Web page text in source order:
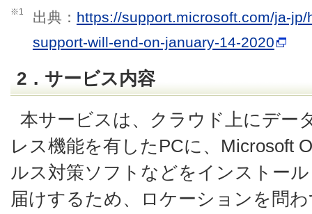
※1 出典： https://support.microsoft.com/ja-
support-will-end-on-january-14-2020
2．サービス内容
本サービスは、クラウド上にデー
レス機能を有したPCに、Microsoft
ルス対策ソフトなどをインストー
届けするため、ロケーションを問